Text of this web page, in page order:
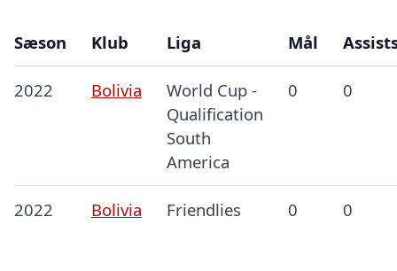
Sæson Klub Liga Mål
2022 Bolivia
World Cup -
Qualification
South
America
0 0
2022 Bolivia Friendlies 0 0